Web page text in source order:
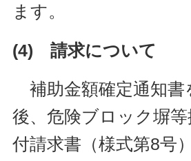
ます。
(4) 請求について
補助金額確定通知書
後、危険ブロック塀
付請求書（様式第8号